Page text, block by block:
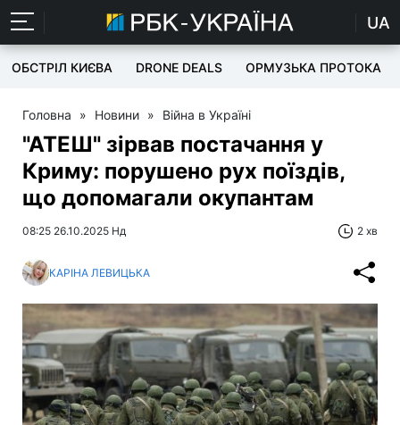
UA
ОБСТРІЛ КИЄВА DRONE DEALS ОРМУЗЬКА ПРОТОКА
Головна » Новини » Війна в Україні
"АТЕШ" зірвав постачання у
Криму: порушено рух поїздів,
що допомагали окупантам
08:25 26.10.2025 Нд 2 хв
КАРІНА ЛЕВИЦЬКА